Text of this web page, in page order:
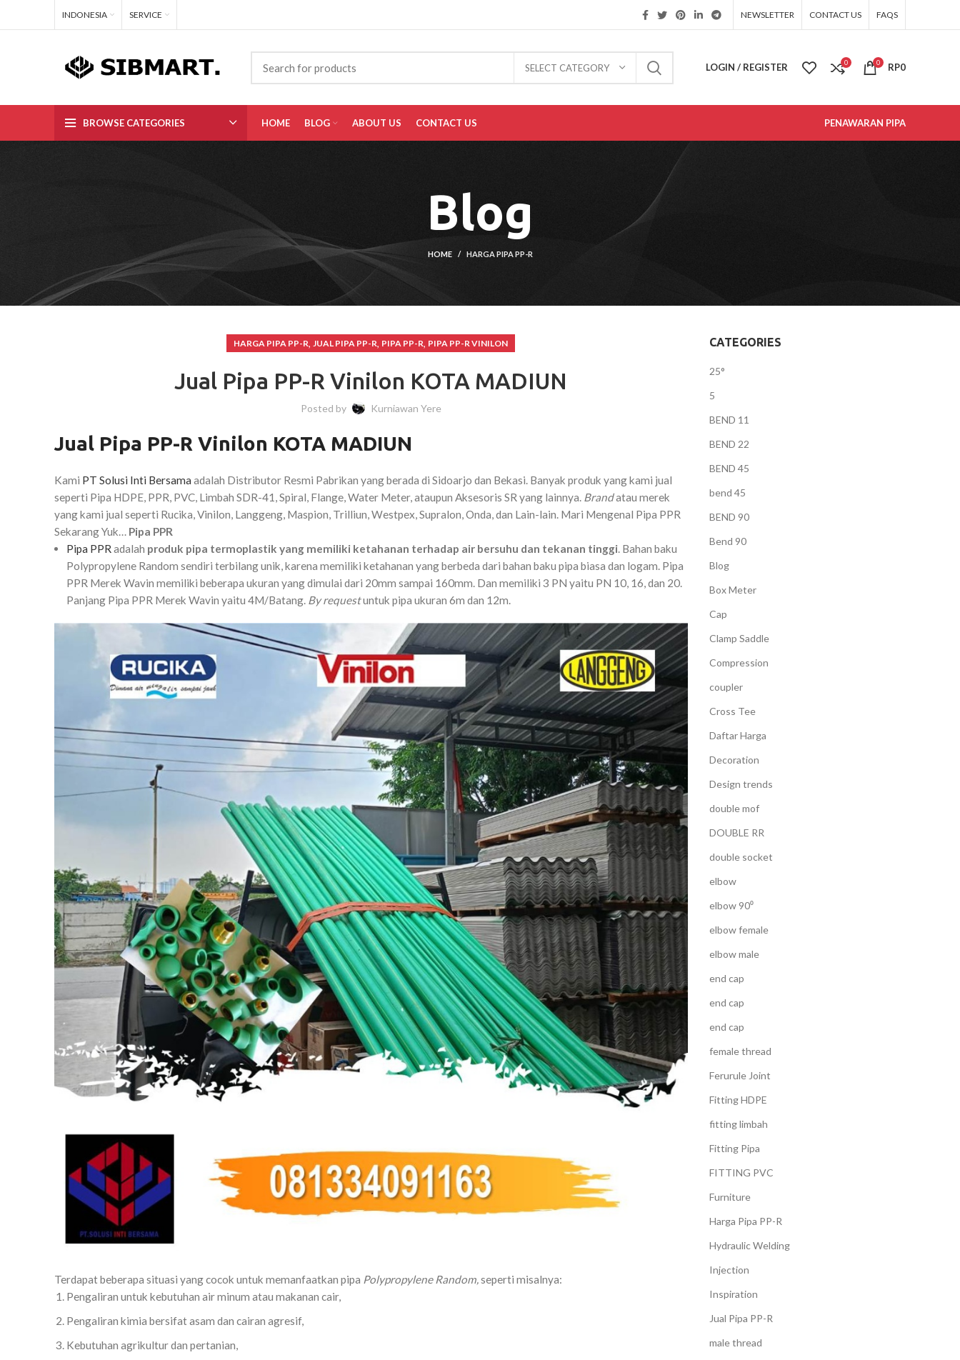
INDONESIA SERVICE NEWSLETTER CONTACT US FAQS
SELECT CATEGORY LOGIN / REGISTER 0 0 RP0
BROWSE CATEGORIES HOME BLOG ABOUT US CONTACT US PENAWARAN PIPA
Blog
HOME HARGA PIPA PP-R
HARGA PIPA PP-R,JUAL PIPA PP-R, PIPA PP-R, PIPA PP-R VINILON
Jual Pipa PP-R Vinilon KOTA MADIUN
Posted by Kurniawan Yere
Jual Pipa PP-R Vinilon KOTA MADIUN
Kami PT Solusi Inti Bersama adalah Distributor Resmi Pabrikan yang berada di Sidoarjo dan Bekasi. Banyak produk yang kami jual
seperti Pipa HDPE, PPR, PVC, Limbah SDR-41, Spiral, Flange, Water Meter, ataupun Aksesoris SR yang lainnya. Brandatau merek
yang kami jual seperti Rucika, Vinilon, Langgeng, Maspion, Trilliun, Westpex, Supralon, Onda, dan Lain-lain. Mari Mengenal Pipa PPR
Sekarang Yuk… Pipa PPR
Pipa PPR adalah produk pipa termoplastik yang memiliki ketahanan terhadap air bersuhu dan tekanan tinggi. Bahan baku
Polypropylene Random sendiri terbilang unik, karena memiliki ketahanan yang berbeda dari bahan baku pipa biasa dan logam. Pipa
PPR Merek Wavin memiliki beberapa ukuran yang dimulai dari 20mm sampai 160mm. Dan memiliki 3 PN yaitu PN 10, 16, dan 20.
Panjang Pipa PPR Merek Wavin yaitu 4M/Batang. By requestuntuk pipa ukuran 6m dan 12m.
Terdapat beberapa situasi yang cocok untuk memanfaatkan pipa Polypropylene Random, seperti misalnya:
Pengaliran untuk kebutuhan air minum atau makanan cair,
Pengaliran kimia bersifat asam dan cairan agresif,
Kebutuhan agrikultur dan pertanian,
CATEGORIES
25°
5
BEND 11
BEND 22
BEND 45
bend 45
BEND 90
Bend 90
Blog
Box Meter
Cap
Clamp Saddle
Compression
coupler
Cross Tee
Daftar Harga
Decoration
Design trends
double mof
DOUBLE RR
double socket
elbow
elbow 90⁰
elbow female
elbow male
end cap
end cap
end cap
female thread
Ferurule Joint
Fitting HDPE
fitting limbah
Fitting Pipa
FITTING PVC
Furniture
Harga Pipa PP-R
Hydraulic Welding
Injection
Inspiration
Jual Pipa PP-R
male thread